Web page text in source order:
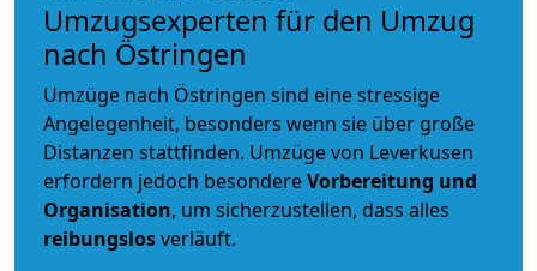
Umzugsexperten für den Umzug
nach Östringen
Umzüge nach Östringen sind eine stressige
Angelegenheit, besonders wenn sie über große
Distanzen stattfinden. Umzüge von Leverkusen
erfordern jedoch besondereVorbereitung und
Organisation, um sicherzustellen, dass alles
reibungslosverläuft.